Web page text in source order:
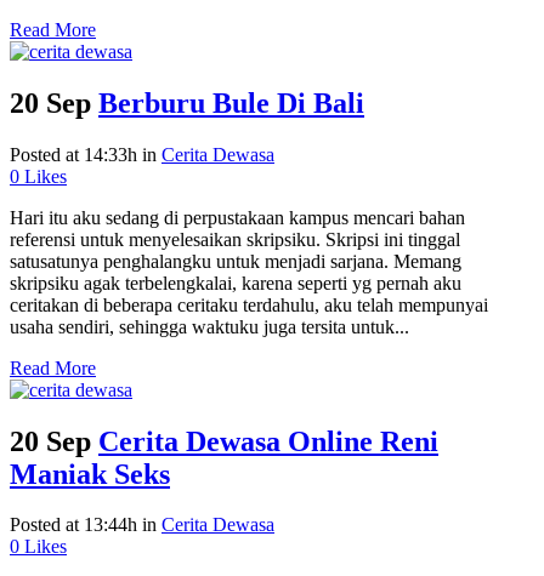
Read More
20 Sep Berburu Bule Di Bali
Posted at 14:33h in Cerita Dewasa
0 Likes
Hari itu aku sedang di perpustakaan kampus mencari bahan
referensi untuk menyelesaikan skripsiku. Skripsi ini tinggal
satusatunya penghalangku untuk menjadi sarjana. Memang
skripsiku agak terbelengkalai, karena seperti yg pernah aku
ceritakan di beberapa ceritaku terdahulu, aku telah mempunyai
usaha sendiri, sehingga waktuku juga tersita untuk...
Read More
20 Sep Cerita Dewasa Online Reni
Maniak Seks
Posted at 13:44h in Cerita Dewasa
0 Likes